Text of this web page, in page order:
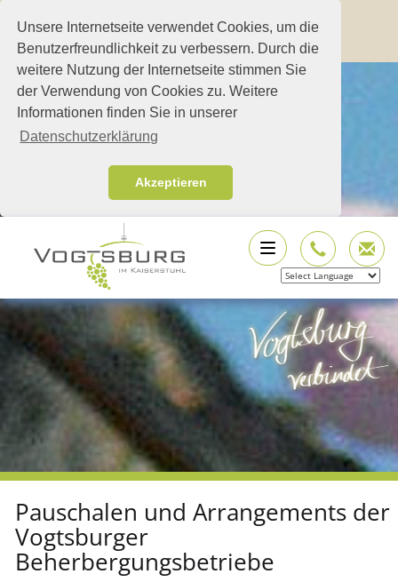
Unsere Internetseite verwendet Cookies, um die
Benutzerfreundlichkeit zu verbessern. Durch die
weitere Nutzung der Internetseite stimmen Sie
der Verwendung von Cookies zu. Weitere
Informationen finden Sie in unserer
Datenschutzerklärung
Akzeptieren
Pauschalen und Arrangements der
Vogtsburger
Beherbergungsbetriebe